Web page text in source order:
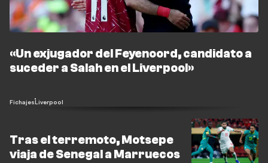
«Un exjugador del Feyenoord, candidato a
suceder a Salah en el Liverpool»
FichajesLiverpool
Tras el terremoto, Motsepe
viaja de Senegal a Marruecos